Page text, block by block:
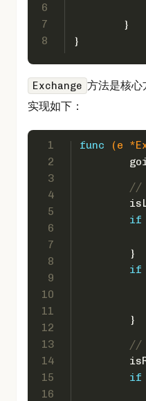
6
7
8
	}
}
Exchange 方法是核心
实现如下：
1
2
3
4
5
6
7
8
9
10
11
12
13
14
15
16
func (e
//
if
	}
if
	}
//
if